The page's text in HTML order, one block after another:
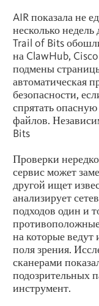
AIR показала не
несколько
Trail of Bits
на ClawHub,
подмены
автоматическая
безопасности,
спрятать
файлов.
Bits
Проверки
сервис может
другой ищет
анализирует
подходов один и
на которые ведут
поля зрения.
сканерами
подозрительных
инструмент.